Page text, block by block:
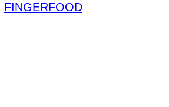
FINGERFOOD